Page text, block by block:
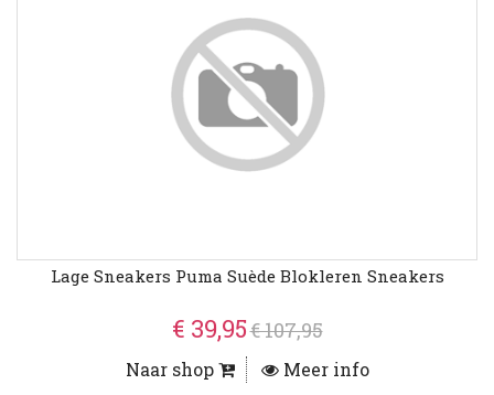
Lage Sneakers Puma Suède Blokleren Sneakers
€ 39,95€ 107,95
Naar shop Meer info